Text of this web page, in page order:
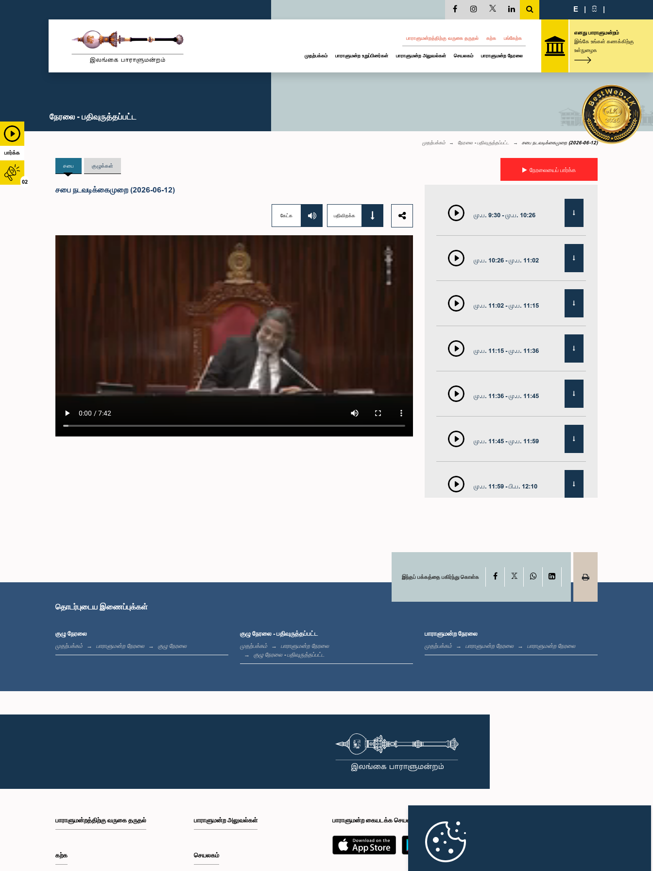
பார்க்க
02
E | සි |
பாராளுமன்றத்திற்கு வருகை தருதல் கற்க பங்கேற்க
முதற்பக்கம் பாராளுமன்ற உறுப்பினர்கள் பாராளுமன்ற அலுவல்கள் செயலகம் பாராளுமன்ற நேரலை
எனது பாராளுமன்றம்
இங்கே உங்கள் கணக்கிற்கு
உள்நுழைக
நேரலை - பதிவுருத்தப்பட்ட
முதற்பக்கம் நேரலை - பதிவுருத்தப்பட்ட சபை நடவடிக்கைமுறை (2026-06-12)
சபை குழுக்கள் நேரலையைப் பார்க்க
சபை நடவடிக்கைமுறை (2026-06-12)
கேட்க பதிவிறக்க மு.ப. 9:30 - மு.ப. 10:26
மு.ப. 10:26 - மு.ப. 11:02
மு.ப. 11:02 - மு.ப. 11:15
மு.ப. 11:15 - மு.ப. 11:36
மு.ப. 11:36 - மு.ப. 11:45
மு.ப. 11:45 - மு.ப. 11:59
மு.ப. 11:59 - பி.ப. 12:10
பி.ப. 12:18 - பி.ப. 12:28
இந்தப் பக்கத்தை பகிர்ந்து கொள்க Facebook WhatsAppLinkedIn
தொடர்புடைய இணைப்புக்கள்
குழு நேரலை
முதற்பக்கம் பாராளுமன்ற நேரலை குழு நேரலை
குழு நேரலை - பதிவுருத்தப்பட்ட
முதற்பக்கம்
பாராளுமன்ற நேரலை
குழு நேரலை - பதிவுருத்தப்பட்ட
பாராளுமன்ற நேரலை
முதற்பக்கம் பாராளுமன்ற நேரலை பாராளுமன்ற நேரலை
பாராளுமன்றத்திற்கு வருகை தருதல்
கற்க
பாராளுமன்ற அலுவல்கள்
செயலகம்
பாராளுமன்ற கையடக்க செயலி